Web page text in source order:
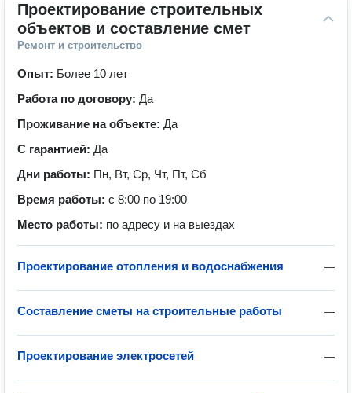
Проектирование строительных
объектов и составление смет
Ремонт и строительство
Опыт: Более 10 лет
Работа по договору: Да
Проживание на объекте: Да
С гарантией: Да
Дни работы: Пн, Вт, Ср, Чт, Пт, Сб
Время работы: с 8:00 по 19:00
Место работы: по адресу и на выездах
—
Проектирование отопления и водоснабжения
—
Составление сметы на строительные работы
—
Проектирование электросетей